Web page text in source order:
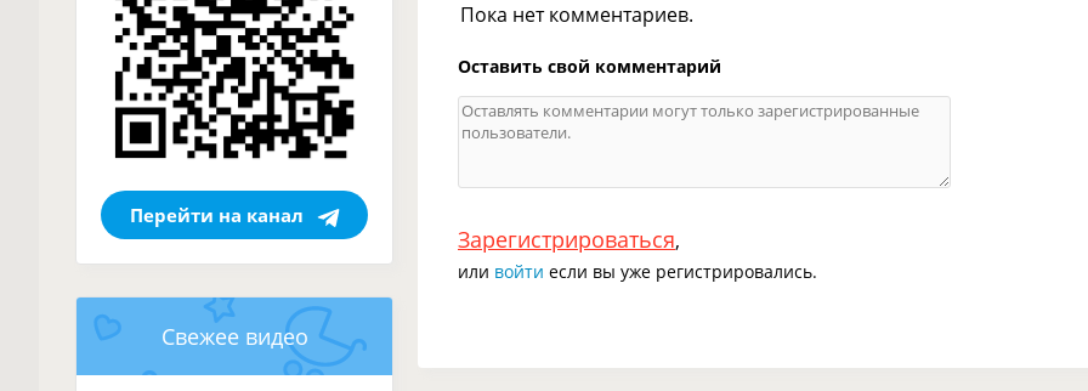
Пока нет комментариев.
Оставить свой комментарий
Зарегистрироваться,
или войти если вы уже регистрировались.
Перейти на канал
Свежее видео